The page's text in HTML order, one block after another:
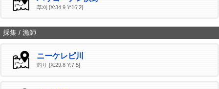
草刈 [X:34.9 Y:16.2]
採集 / 漁師
ニーケレピ川
釣り [X:29.8 Y:7.5]